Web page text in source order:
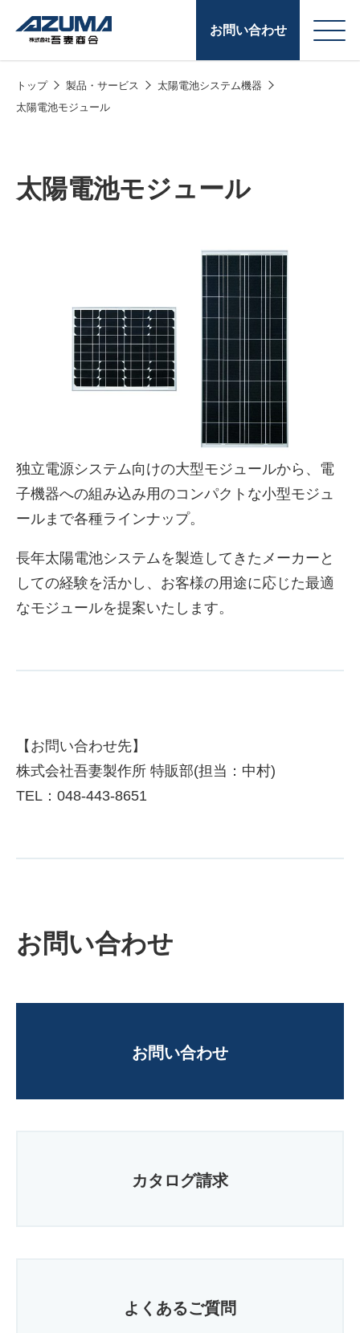
お問い合わせ
社案内
株式会社吾妻製作所 会社案
内
給油カード
トップ 製品・サービス
太陽電池システム機器
太陽電池モジュール
太陽電池モジュール
独立電源システム向けの大型モジュールから、電
子機器への組み込み用のコンパクトな小型モジュ
ールまで各種ラインナップ。
長年太陽電池システムを製造してきたメーカーと
しての経験を活かし、お客様の用途に応じた最適
なモジュールを提案いたします。
【お問い合わせ先】
株式会社吾妻製作所 特販部(担当：中村)
TEL：048-443-8651
お問い合わせ
お問い合わせ
カタログ請求
よくあるご質問